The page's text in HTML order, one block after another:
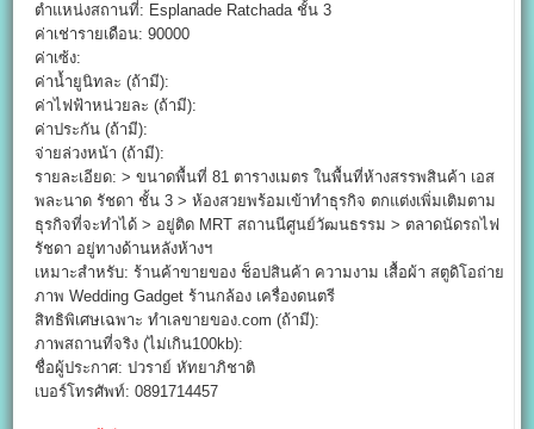
ตำแหน่งสถานที่: Esplanade Ratchada ชั้น 3
ค่าเช่ารายเดือน: 90000
ค่าเซ้ง:
ค่าน้ำยูนิทละ (ถ้ามี):
ค่าไฟฟ้าหน่วยละ (ถ้ามี):
ค่าประกัน (ถ้ามี):
จ่ายล่วงหน้า (ถ้ามี):
รายละเอียด: > ขนาดพื้นที่ 81 ตารางเมตร ในพื้นที่ห้างสรรพสินค้า เอส
พละนาด รัชดา ชั้น 3 > ห้องสวยพร้อมเข้าทำธุรกิจ ตกแต่งเพิ่มเติมตาม
ธุรกิจที่จะทำได้ > อยู่ติด MRT สถานนีศูนย์วัฒนธรรม > ตลาดนัดรถไฟ
รัชดา อยู่ทางด้านหลังห้างฯ
เหมาะสำหรับ: ร้านค้าขายของ ช็อปสินค้า ความงาม เสื้อผ้า สตูดิโอถ่าย
ภาพ Wedding Gadget ร้านกล้อง เครื่องดนตรี
สิทธิพิเศษเฉพาะ ทำเลขายของ.com (ถ้ามี):
ภาพสถานที่จริง (ไม่เกิน100kb):
ชื่อผู้ประกาศ: ปวราย์ หัทยาภิชาติ
เบอร์โทรศัพท์: 0891714457